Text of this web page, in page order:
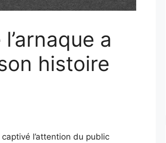
a
histoire
captivé l’attention du public